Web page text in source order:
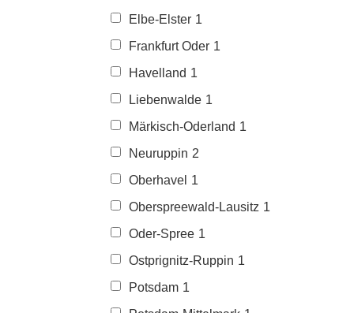
Elbe-Elster 1
Frankfurt Oder 1
Havelland 1
Liebenwalde 1
Märkisch-Oderland 1
Neuruppin 2
Oberhavel 1
Oberspreewald-Lausitz 1
Oder-Spree 1
Ostprignitz-Ruppin 1
Potsdam 1